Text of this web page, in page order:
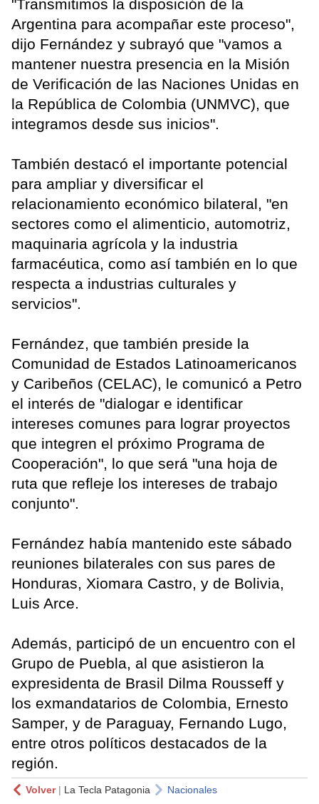
"Transmitimos la disposición de la
Argentina para acompañar este proceso",
dijo Fernández y subrayó que "vamos a
mantener nuestra presencia en la Misión
de Verificación de las Naciones Unidas en
la República de Colombia (UNMVC), que
integramos desde sus inicios".
También destacó el importante potencial
para ampliar y diversificar el
relacionamiento económico bilateral, "en
sectores como el alimenticio, automotriz,
maquinaria agrícola y la industria
farmacéutica, como así también en lo que
respecta a industrias culturales y
servicios".
Fernández, que también preside la
Comunidad de Estados Latinoamericanos
y Caribeños (CELAC), le comunicó a Petro
el interés de "dialogar e identificar
intereses comunes para lograr proyectos
que integren el próximo Programa de
Cooperación", lo que será "una hoja de
ruta que refleje los intereses de trabajo
conjunto".
Fernández había mantenido este sábado
reuniones bilaterales con sus pares de
Honduras, Xiomara Castro, y de Bolivia,
Luis Arce.
Además, participó de un encuentro con el
Grupo de Puebla, al que asistieron la
expresidenta de Brasil Dilma Rousseff y
los exmandatarios de Colombia, Ernesto
Samper, y de Paraguay, Fernando Lugo,
entre otros políticos destacados de la
región.
Volver| La Tecla Patagonia Nacionales